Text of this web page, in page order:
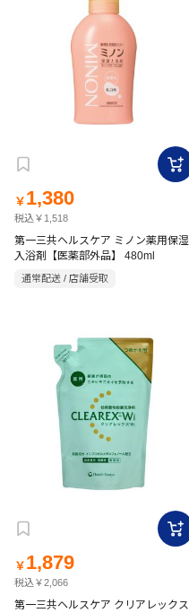
￥ 1,380
税込￥1,518
第一三共ヘルスケア ミノン薬用保湿
入浴剤【医薬部外品】 480ml
通常配送 / 店舗受取
￥ 1,879
税込￥2,066
第一三共ヘルスケア クリアレックス